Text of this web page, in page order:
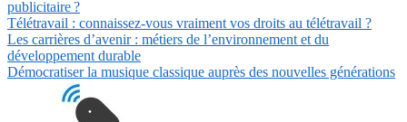
publicitaire ?
Télétravail : connaissez-vous vraiment vos droits au télétravail ?
Les carrières d’avenir : métiers de l’environnement et du
développement durable
Démocratiser la musique classique auprès des nouvelles générations